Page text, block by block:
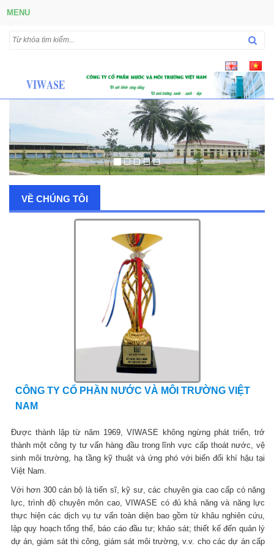
MENU
VỀ CHÚNG TÔI
CÔNG TY CỔ PHẦN NƯỚC VÀ MÔI TRƯỜNG VIỆT
NAM
Được thành lập từ năm 1969, VIWASE không ngừng phát triển, trở
thành một công ty tư vấn hàng đầu trong lĩnh vực cấp thoát nước, vệ
sinh môi trường, hạ tầng kỹ thuật và ứng phó với biến đổi khí hậu tại
Việt Nam.
Với hơn 300 cán bộ là tiến sĩ, kỹ sư, các chuyên gia cao cấp có năng
lực, trình độ chuyên môn cao, VIWASE có đủ khả năng và năng lực
thực hiện các dịch vụ tư vấn toàn diện bao gồm từ khâu nghiên cứu,
lập quy hoạch tổng thể, báo cáo đầu tư; khảo sát; thiết kế đến quản lý
dự án, giám sát thi công, giám sát môi trường, v.v. cho các dự án cấp